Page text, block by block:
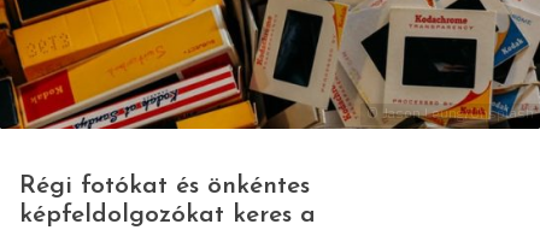
© Jason Leung/Unsplash
Régi fotókat és önkéntes
képfeldolgozókat keres a